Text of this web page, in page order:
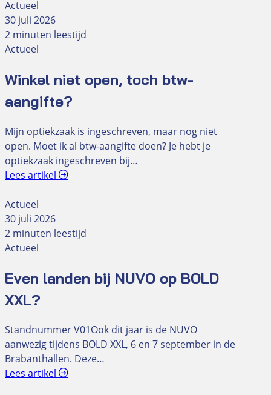
Actueel
30 juli 2026
2 minuten leestijd
Actueel
Winkel niet open, toch btw-
aangifte?
Mijn optiekzaak is ingeschreven, maar nog niet
open. Moet ik al btw-aangifte doen? Je hebt je
optiekzaak ingeschreven bij…
Lees artikel
Actueel
30 juli 2026
2 minuten leestijd
Actueel
Even landen bij NUVO op BOLD
XXL?
Standnummer V01Ook dit jaar is de NUVO
aanwezig tijdens BOLD XXL, 6 en 7 september in de
Brabanthallen. Deze…
Lees artikel